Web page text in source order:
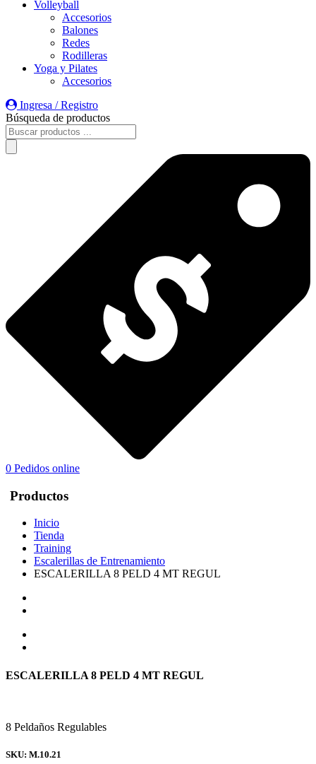
Volleyball
Accesorios
Balones
Redes
Rodilleras
Yoga y Pilates
Accesorios
Ingresa / Registro
Búsqueda de productos
0 Pedidos online
Productos
Inicio
Tienda
Training
Escalerillas de Entrenamiento
ESCALERILLA 8 PELD 4 MT REGUL
ESCALERILLA 8 PELD 4 MT REGUL
8 Peldaños Regulables
SKU: M.10.21